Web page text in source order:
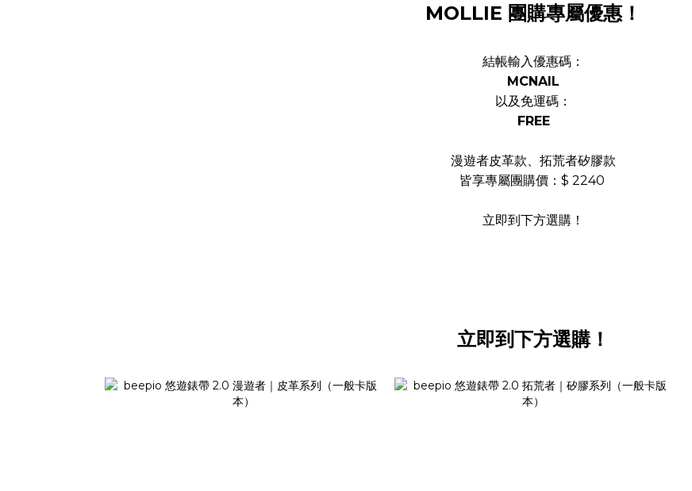
MOLLIE 團購專屬優惠！
結帳輸入優惠碼：
MCNAIL
以及免運碼：
FREE
漫遊者皮革款、拓荒者矽膠款
皆享專屬團購價：$ 2240
立即到下方選購！
立即到下方選購！